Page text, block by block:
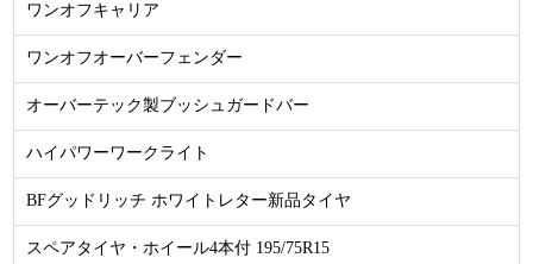
ワンオフキャリア
ワンオフオーバーフェンダー
オーバーテック製ブッシュガードバー
ハイパワーワークライト
BFグッドリッチ ホワイトレター新品タイヤ
スペアタイヤ・ホイール4本付 195/75R15